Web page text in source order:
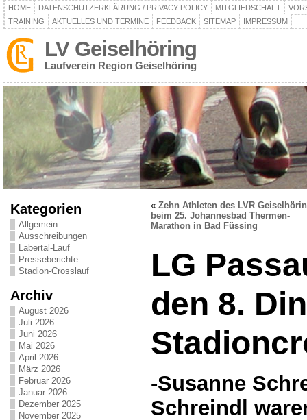
HOME DATENSCHUTZERKLÄRUNG / PRIVACY POLICY MITGLIEDSCHAFT
TRAINING
AKTUELLES UND TERMINE FEEDBACK SITEMAP IMPRESSUM
LV Geiselhöring
Laufverein Region Geiselhöring
Kategorien
Allgemein
Ausschreibungen
Labertal-Lauf
Presseberichte
Stadion-Crosslauf
Archiv
August 2026
Juli 2026
Juni 2026
Mai 2026
April 2026
März 2026
Februar 2026
Januar 2026
Dezember 2025
November 2025
« Zehn Athleten des LVR
beim 25. Johannesbad Thermen-
Marathon in Bad Füssing
LG
den 8.
-Susanne
Schreindl